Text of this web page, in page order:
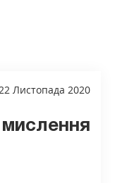
Листопада 2020
мислення